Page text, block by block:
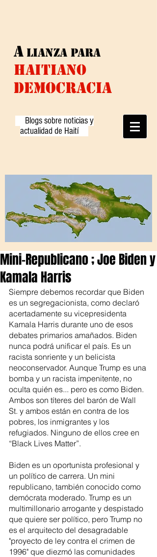
A lianza para
HAITIANO
DEMOCRACIA
Blogs sobre noticias y
actualidad de Haití
Mini-Republicano ; Joe Biden y
Kamala Harris
Siempre debemos recordar que Biden
es un segregacionista, como declaró
acertadamente su vicepresidenta
Kamala Harris durante uno de esos
debates primarios amañados. Biden
nunca podrá unificar el país. Es un
racista sonriente y un belicista
neoconservador. Aunque Trump es una
bomba y un racista impenitente, no
oculta quién es... pero es como Biden.
Ambos son títeres del barón de Wall
St. y ambos están en contra de los
pobres, los inmigrantes y los
refugiados. Ninguno de ellos cree en
“Black Lives Matter”.
Biden es un oportunista profesional y
un político de carrera. Un mini
republicano, también conocido como
demócrata moderado. Trump es un
multimillonario arrogante y despistado
que quiere ser político, pero Trump no
es el arquitecto del desagradable
"proyecto de ley contra el crimen de
1996" que diezmó las comunidades